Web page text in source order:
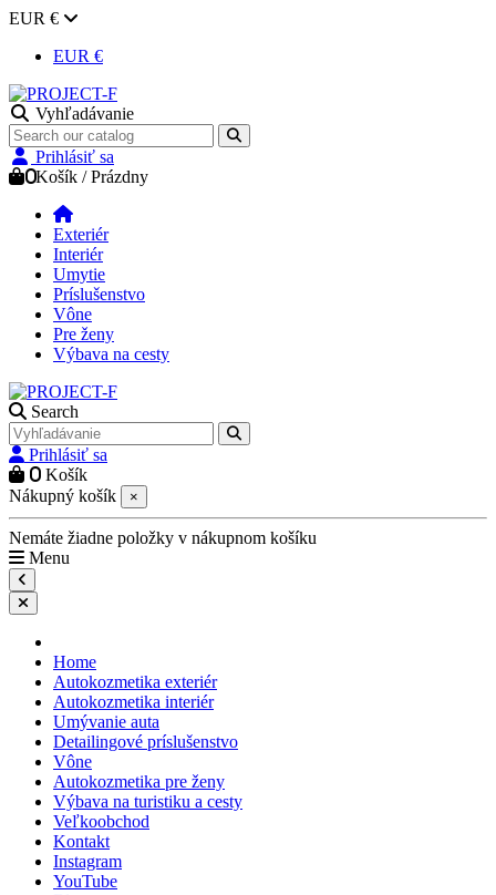
EUR €
EUR €
Vyhľadávanie
Prihlásiť sa
0Košík /Prázdny
Exteriér
Interiér
Umytie
Príslušenstvo
Vône
Pre ženy
Výbava na cesty
Search
Prihlásiť sa
0 Košík
Nákupný košík
×
Nemáte žiadne položky v nákupnom košíku
Menu
Home
Autokozmetika exteriér
Autokozmetika interiér
Umývanie auta
Detailingové príslušenstvo
Vône
Autokozmetika pre ženy
Výbava na turistiku a cesty
Veľkoobchod
Kontakt
Instagram
YouTube